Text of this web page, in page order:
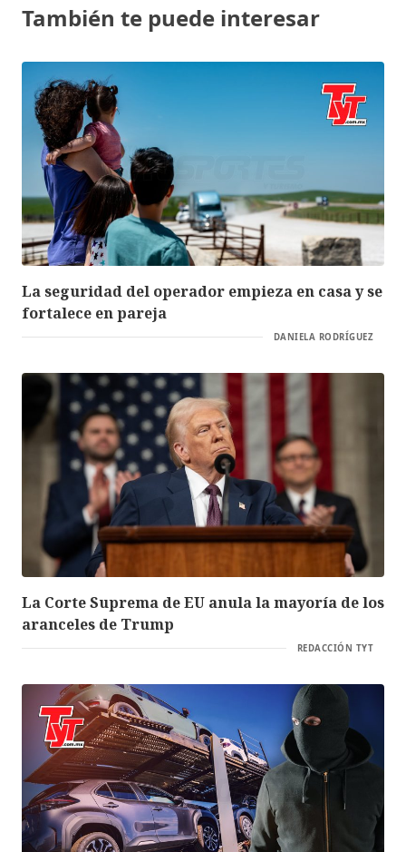
También te puede interesar
La seguridad del operador empieza en casa y se
fortalece en pareja
DANIELA RODRÍGUEZ
La Corte Suprema de EU anula la mayoría de los
aranceles de Trump
REDACCIÓN TYT